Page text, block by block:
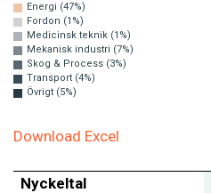
Energi (47%)
Fordon (1%)
Medicinsk teknik (1%)
Mekanisk industri (7%)
Skog & Process (3%)
Transport (4%)
Övrigt (5%)
Download Excel
Nyckeltal